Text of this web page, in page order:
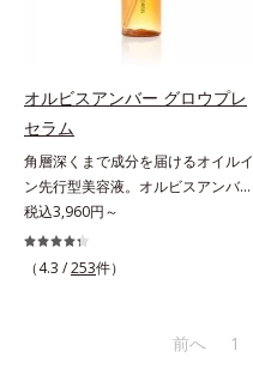
と*4 角層まで*5 うるおいによ
る*6 乾燥、ハリ・ツヤのなさ
ロニセラカエルレア果汁、ノバラエ
キス配合＝うるおいを与えハリと透
明感に満ちた肌へ導く保湿成分
*10 メマツヨイグサ抽出液、スイ
カズラエキス配合＝角層のすみずみ
まで水分・油分を保ち、ハリ・ツヤ
を与える保湿成分*11 気持ちのこ
と
で大人の肌印象に大きな影響を与え
ていることが分かりました。そこで
容成分(*7)として「G.D.F.アクティ
ベーター(*8)」を配合。そして、従
来から配合している美白有効成分
「トラネキサム酸」を配合しまし
た。さらに、シリーズ共通の美容成
分(*7)「GLルートブースター(*9)」
を配合することで、肌のふっくら感
や透明感を叶えます。美白ケアしな
(*10)のハリと透明感を。効果的な
オルビスアンバー グロウプレ
セラム
角層深くまで成分を届けるオイルイ
ン先行型美容液。オルビスアンバー
は、いつも⾃然体で美しくありたい
と願う⼤⼈世代に寄り添うブランド
です。年齢印象研究に基づいた肌サ
手軽なお手入れで賢いケアを。ライ
税込3,960円～
（4.3 /253件）
前へ 1